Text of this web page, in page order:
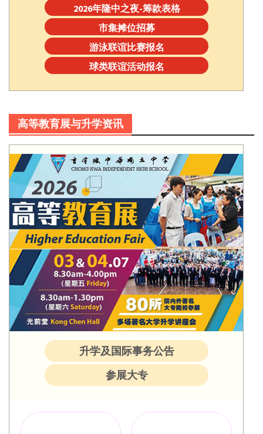
2026年隆中之夜-筹款表格
市集摊位招募
游泳联谊比赛报名
球类联谊活动报名
高等教育展与升学资讯
升学及国际事务公告
参展大专